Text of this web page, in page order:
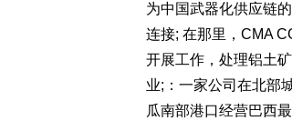
为中国武器化供应链
连接; 在那里，CMA
开展工作，处理铝土
业;：一家公司在北部
瓜南部港口经营巴西